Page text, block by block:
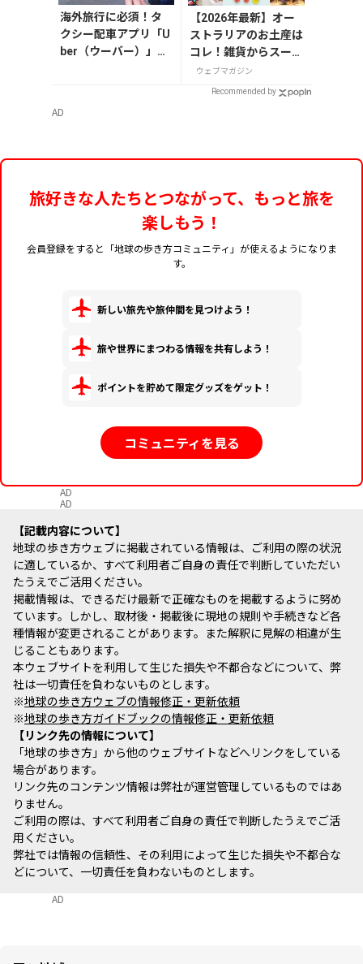
海外旅行に必須！タ
クシー配車アプリ「U
ber（ウーバー）」の
【2026年最新】オー
ストラリアのお土産は
コレ！雑貨からスーパ
ーでも買えるグルメま
で13選
ウェブマガジン
Recommended by
AD
旅好きな人たちとつながって、もっと旅を
楽しもう！
会員登録をすると「地球の歩き方コミュニティ」が使えるようになりま
す。
新しい旅先や旅仲間を見つけよう！
旅や世界にまつわる情報を共有しよう！
ポイントを貯めて限定グッズをゲット！
コミュニティを見る
AD
AD
記載内容について
地球の歩き方ウェブに掲載されている情報は、ご利用の際の状況
に適しているか、すべて利用者ご自身の責任で判断していただい
たうえでご活用ください。
掲載情報は、できるだけ最新で正確なものを掲載するように努め
ています。しかし、取材後・掲載後に現地の規則や手続きなど各
種情報が変更されることがあります。また解釈に見解の相違が生
じることもあります。
本ウェブサイトを利用して生じた損失や不都合などについて、弊
社は一切責任を負わないものとします。
※地球の歩き方ウェブの情報修正・更新依頼
※地球の歩き方ガイドブックの情報修正・更新依頼
リンク先の情報について
「地球の歩き方」から他のウェブサイトなどへリンクをしている
場合があります。
リンク先のコンテンツ情報は弊社が運営管理しているものではあ
りません。
ご利用の際は、すべて利用者ご自身の責任で判断したうえでご活
用ください。
弊社では情報の信頼性、その利用によって生じた損失や不都合な
どについて、一切責任を負わないものとします。
AD